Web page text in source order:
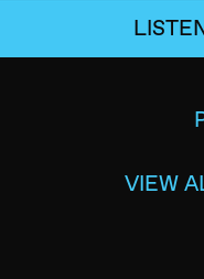
VIEW